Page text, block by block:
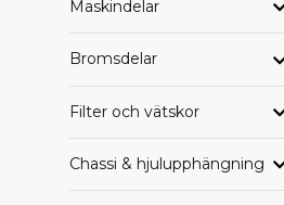
Maskindelar
Bromsdelar
Filter och vätskor
Chassi & hjulupphängning